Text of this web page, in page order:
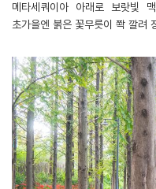
메타세쿼이아 아래로 보랏빛
초가을엔 붉은 꽃무릇이 쫙 깔려